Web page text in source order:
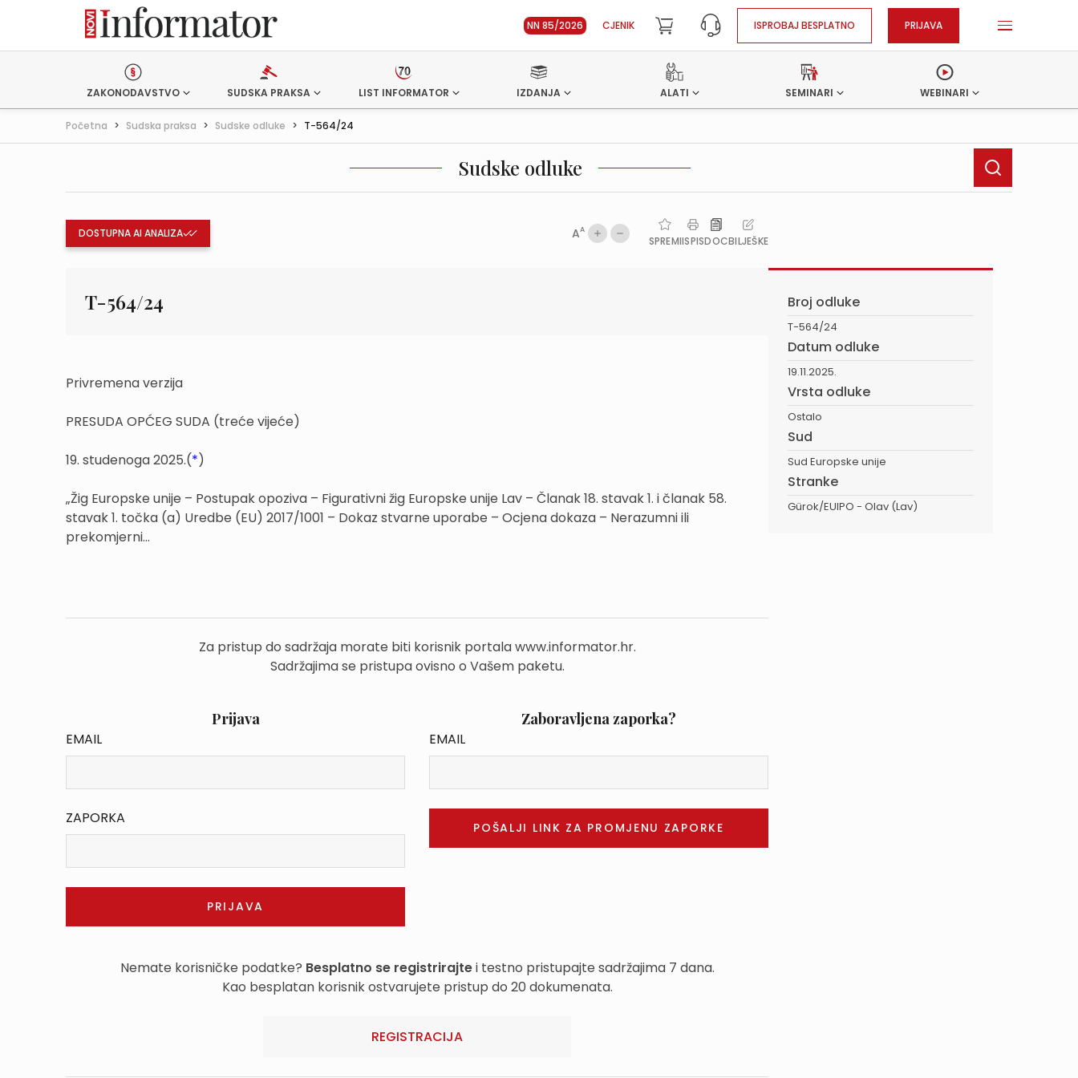
NN 85/2026 CJENIK ISPROBAJ BESPLATNO PRIJAVA
ZAKONODAVSTVO SUDSKA PRAKSA LIST INFORMATOR IZDANJA ALATI SEMINARI WEBINARI
Početna > Sudska praksa > Sudske odluke > T-564/24
Sudske odluke
DOSTUPNA AI ANALIZA AA
SPREMIISPISDOCBILJEŠKE
T-564/24
Privremena verzija
PRESUDA OPĆEG SUDA (treće vijeće)
19. studenoga 2025.(*)
„Žig Europske unije – Postupak opoziva – Figurativni žig Europske unije Lav – Članak 18. stavak 1. i članak 58.
stavak 1. točka (a) Uredbe (EU) 2017/1001 – Dokaz stvarne uporabe – Ocjena dokaza – Nerazumni ili
prekomjerni...
Za pristup do sadržaja morate biti korisnik portala www.informator.hr.
Sadržajima se pristupa ovisno o Vašem paketu.
Prijava
EMAIL
ZAPORKA
Zaboravljena zaporka?
EMAIL
Nemate korisničke podatke? Besplatno se registrirajtei testno pristupajte sadržajima 7 dana.
Kao besplatan korisnik ostvarujete pristup do 20 dokumenata.
REGISTRACIJA
Broj odluke
T-564/24
Datum odluke
19.11.2025.
Vrsta odluke
Ostalo
Sud
Sud Europske unije
Stranke
Gürok/EUIPO - Olav (Lav)